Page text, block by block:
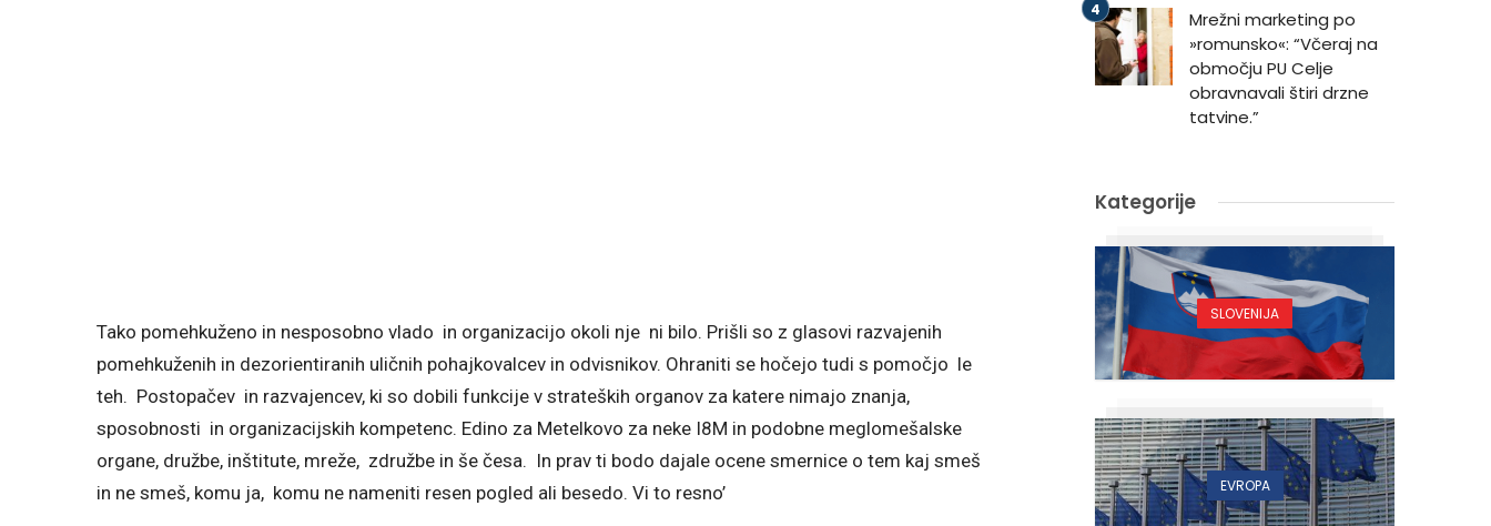
Tako pomehkuženo in nesposobno vlado in organizacijo okoli nje ni bilo. Prišli so z glasovi razvajenih
pomehkuženih in dezorientiranih uličnih pohajkovalcev in odvisnikov. Ohraniti se hočejo tudi s pomočjo le
teh. Postopačev in razvajencev, ki so dobili funkcije v strateških organov za katere nimajo znanja,
sposobnosti in organizacijskih kompetenc. Edino za Metelkovo za neke I8M in podobne meglomešalske
organe, družbe, inštitute, mreže, združbe in še česa. In prav ti bodo dajale ocene smernice o tem kaj smeš
in ne smeš, komu ja, komu ne nameniti resen pogled ali besedo. Vi to resno’
Mrežni marketing po
»romunsko«: “Včeraj na
območju PU Celje
obravnavali štiri drzne
tatvine.”
Kategorije
SLOVENIJA
EVROPA